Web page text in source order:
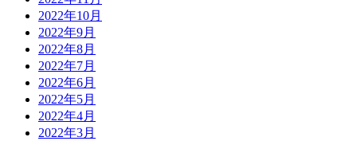
2022年10月
2022年9月
2022年8月
2022年7月
2022年6月
2022年5月
2022年4月
2022年3月